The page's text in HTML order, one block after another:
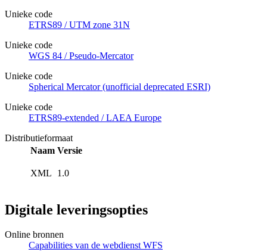
Unieke code
ETRS89 / UTM zone 31N
Unieke code
WGS 84 / Pseudo-Mercator
Unieke code
Spherical Mercator (unofficial deprecated ESRI)
Unieke code
ETRS89-extended / LAEA Europe
Distributieformaat
Naam Versie
XML 1.0
Digitale leveringsopties
Online bronnen
Capabilities van de webdienst WFS